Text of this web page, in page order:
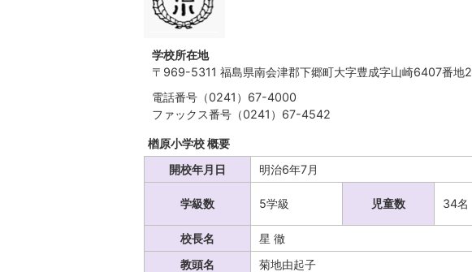
学校所在地
〒969-5311 福島県南会津郡下郷町大字豊成字山崎6407番地2
電話番号（0241）67-4000
ファックス番号（0241）67-4542
楢原小学校 概要
開校年月日
明治6年7月
学級数 5学級 児童数 34名
校長名
星 徹
教頭名
菊地由起子